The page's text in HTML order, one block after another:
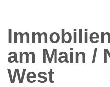
am Main /
West